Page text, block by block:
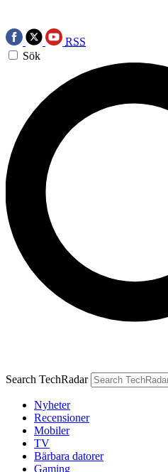
RSS
Sök
Search TechRadar
Nyheter
Recensioner
Mobiler
TV
Bärbara datorer
Gaming